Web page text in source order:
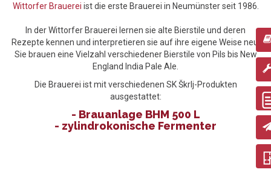
Wittorfer Brauerei ist die erste Brauerei in Neumünster seit 1986.
In der Wittorfer Brauerei lernen sie alte Bierstile und deren
Rezepte kennen und interpretieren sie auf ihre eigene Weise neu.
Sie brauen eine Vielzahl verschiedener Bierstile von Pils bis New
England India Pale Ale.
Die Brauerei ist mit verschiedenen SK Škrlj-Produkten
ausgestattet:
- Brauanlage BHM 500 L
- zylindrokonische Fermenter